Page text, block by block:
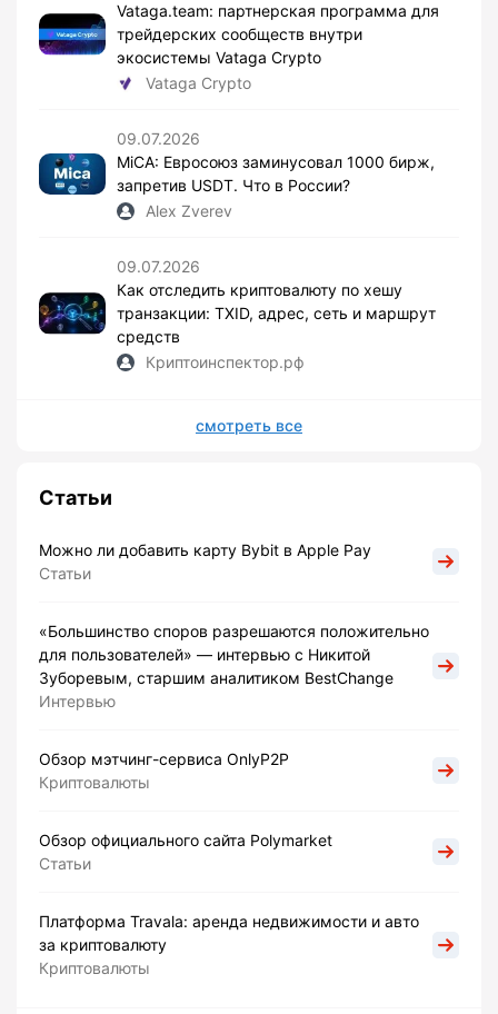
Vataga.team: партнерская программа для
трейдерских сообществ внутри
экосистемы Vataga Crypto
Vataga Crypto
09.07.2026
MiCA: Евросоюз заминусовал 1000 бирж,
запретив USDT. Что в России?
Alex Zverev
09.07.2026
Как отследить криптовалюту по хешу
транзакции: TXID, адрес, сеть и маршрут
средств
Криптоинспектор.рф
смотреть все
Статьи
Можно ли добавить карту Bybit в Apple Pay
Статьи
«Большинство споров разрешаются положительно
для пользователей» — интервью с Никитой
Зуборевым, старшим аналитиком BestChange
Интервью
Обзор мэтчинг-сервиса OnlyP2P
Криптовалюты
Обзор официального сайта Polymarket
Статьи
Платформа Travala: аренда недвижимости и авто
за криптовалюту
Криптовалюты